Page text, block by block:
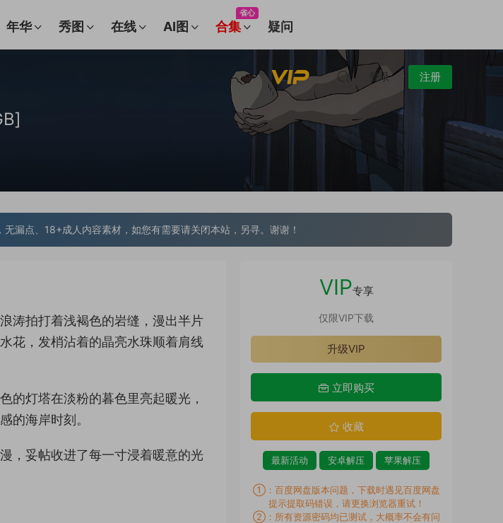
年华 秀图 在线 AI图 合集
省心
疑问
登录 注册
漏点、18+成人内容素材，如您有需要请关闭本站，另寻。谢谢！
涛拍打着浅褐色的岩缝，漫出半片
花，发梢沾着的晶亮水珠顺着肩线
的灯塔在淡粉的暮色里亮起暖光，
的海岸时刻。
，妥帖收进了每一寸浸着暖意的光
VIP专享
仅限VIP下载
升级VIP
立即购买
收藏
最新活动 安卓解压 苹果解压
①：百度网盘版本问题，下载时遇见百度网盘
提示提取码错误，请更换浏览器重试！
②：所有资源密码均已测试，大概率不会有问